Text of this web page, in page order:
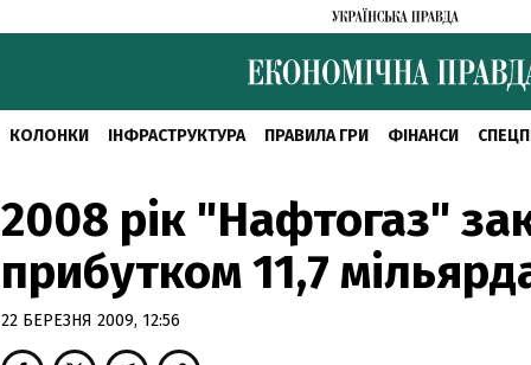
КОЛОНКИ ІНФРАСТРУКТУРА ПРАВИЛА ГРИ ФІНАНСИ
2008 рік "Нафтогаз"
прибутком 11,7
22 БЕРЕЗНЯ 2009, 12:56